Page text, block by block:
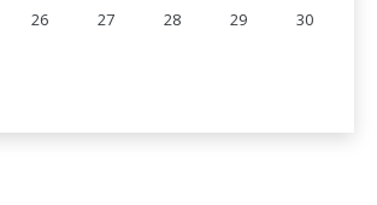
26 27 28 29
30